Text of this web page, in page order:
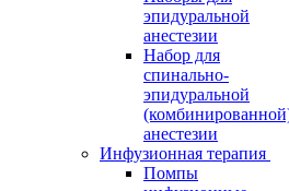
эпидуральной
анестезии
Набор для
спинально-
эпидуральной
анестезии
Инфузионная терапия
Помпы